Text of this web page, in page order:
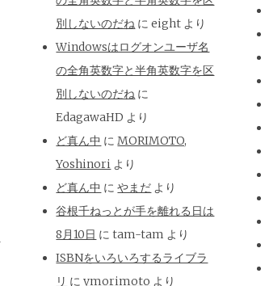
別しないのだね にeight より
Windowsはログオンユーザ名
の全角英数字と半角英数字を区
別しないのだね に
EdagawaHD より
ど真ん中 にMORIMOTO,
Yoshinori より
ど真ん中 にやまだ より
谷根千ねっとが手を離れる日は
8月10日 にtam-tam より
ISBNをいろいろするライブラ
リ にymorimoto より